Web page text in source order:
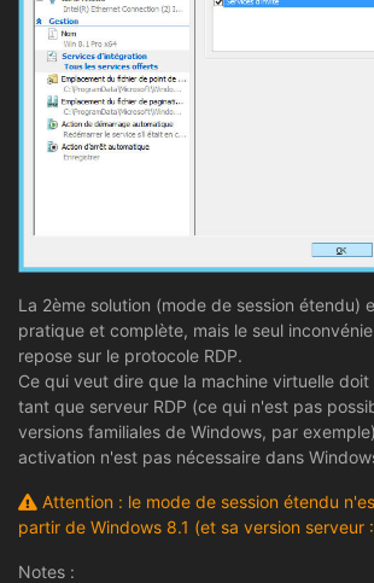
La 2ème solution (mode de session étendu)
pratique et complète, mais le seul
repose sur le protocole RDP.
Ce qui veut dire que la machine virtuelle
tant que serveur RDP (ce qui n'est pas
versions familiales de Windows, par
activation n'est pas nécessaire dans
Attention : le mode de session étendu
partir de Windows 8.1 (et sa version serveur
Notes :